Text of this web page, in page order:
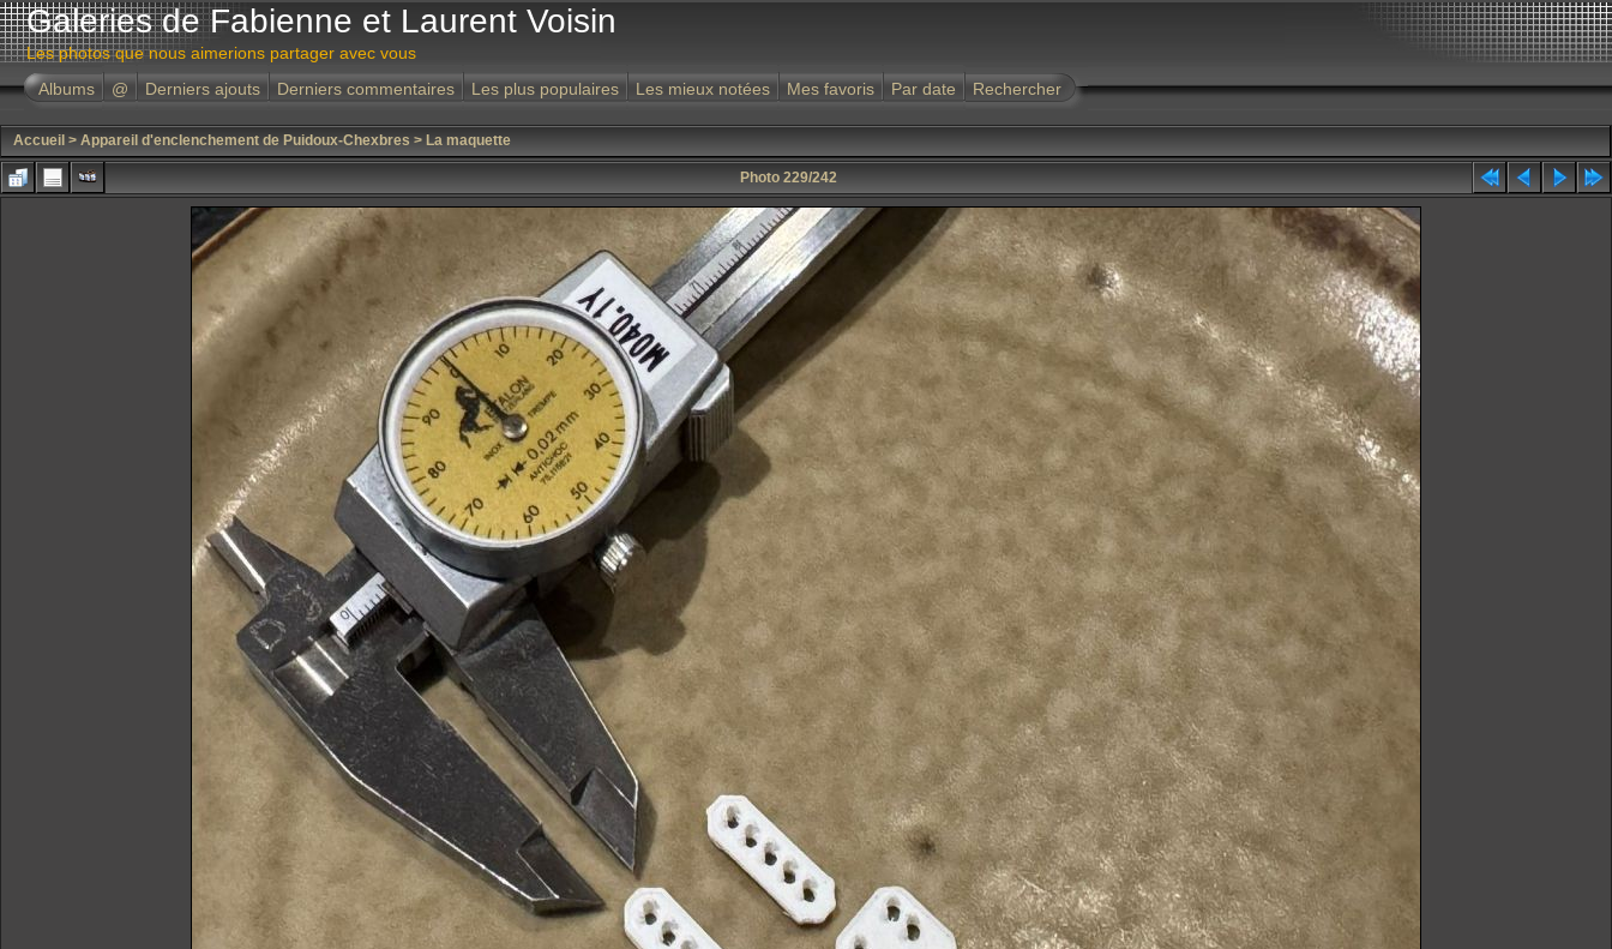
Galeries de Fabienne et Laurent Voisin
Les photos que nous aimerions partager avec vous
Albums
@ Derniers ajouts Derniers commentaires Les plus populaires Les mieux notées Mes favoris Par date Rechercher
Accueil > Appareil d'enclenchement de Puidoux-Chexbres > La maquette
Photo 229/242